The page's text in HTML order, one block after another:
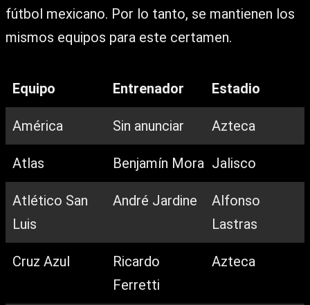
fútbol mexicano. Por lo tanto, se mantienen los
mismos equipos para este certamen.
Equipo Entrenador Estadio
América Sin anunciar Azteca
Atlas Benjamín Mora Jalisco
Atlético San
Luis
André Jardine
Alfonso
Lastras
Cruz Azul
Ricardo
Ferretti
Azteca